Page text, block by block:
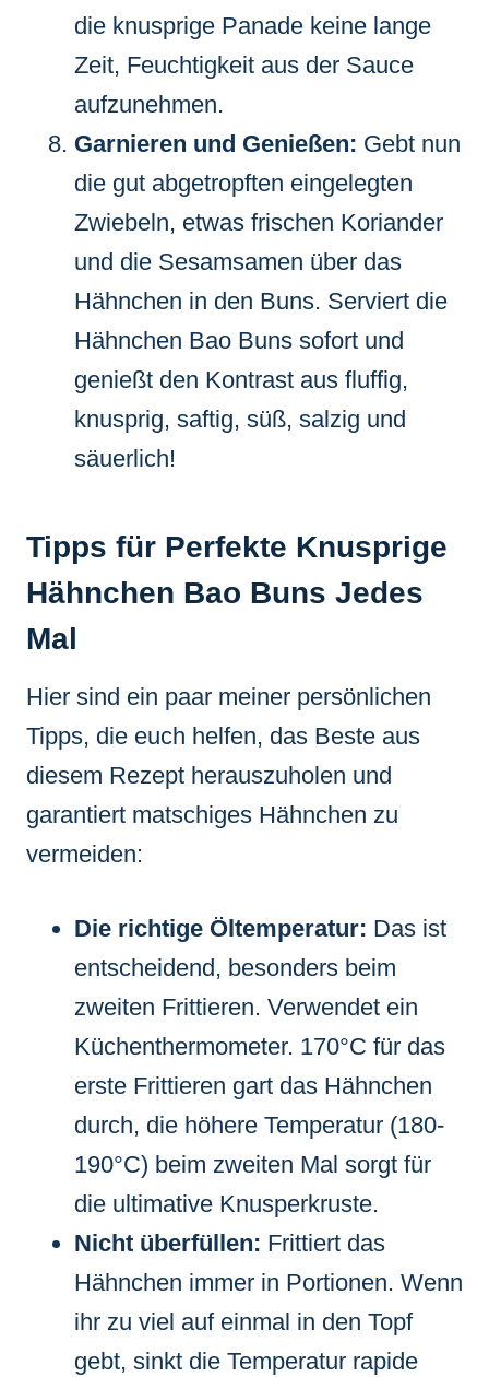
die knusprige Panade keine lange
Zeit, Feuchtigkeit aus der Sauce
aufzunehmen.
Garnieren und Genießen: Gebt nun
die gut abgetropften eingelegten
Zwiebeln, etwas frischen Koriander
und die Sesamsamen über das
Hähnchen in den Buns. Serviert die
Hähnchen Bao Buns sofort und
genießt den Kontrast aus fluffig,
knusprig, saftig, süß, salzig und
säuerlich!
Tipps für Perfekte Knusprige
Hähnchen Bao Buns Jedes
Mal
Hier sind ein paar meiner persönlichen
Tipps, die euch helfen, das Beste aus
diesem Rezept herauszuholen und
garantiert matschiges Hähnchen zu
vermeiden:
Die richtige Öltemperatur: Das ist
entscheidend, besonders beim
zweiten Frittieren. Verwendet ein
Küchenthermometer. 170°C für das
erste Frittieren gart das Hähnchen
durch, die höhere Temperatur (180-
190°C) beim zweiten Mal sorgt für
die ultimative Knusperkruste.
Nicht überfüllen: Frittiert das
Hähnchen immer in Portionen. Wenn
ihr zu viel auf einmal in den Topf
gebt, sinkt die Temperatur rapide